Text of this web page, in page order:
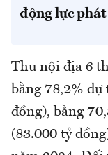
động lực
Thu nội địa 6
bằng 78,2% dự
đồng), bằng
(83.000 tỷ